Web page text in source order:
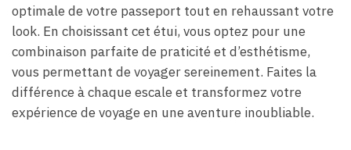
optimale de votre passeport tout en rehaussant votre
look. En choisissant cet étui, vous optez pour une
combinaison parfaite de praticité et d’esthétisme,
vous permettant de voyager sereinement. Faites la
différence à chaque escale et transformez votre
expérience de voyage en une aventure inoubliable.